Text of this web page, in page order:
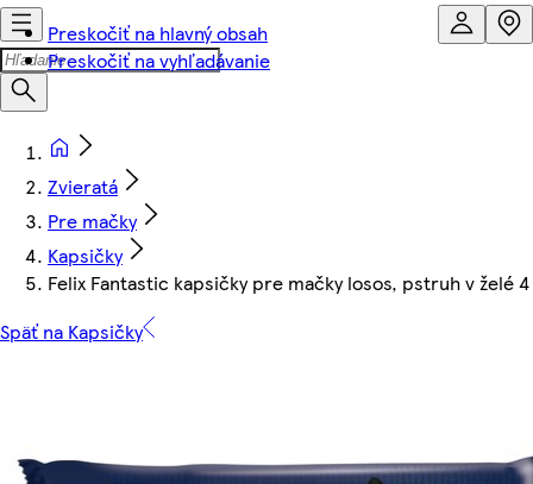
Preskočiť na hlavný obsah
Preskočiť na vyhľadávanie
Zvieratá
Pre mačky
Kapsičky
Felix Fantastic kapsičky pre mačky losos, pstruh v želé 4
Späť na Kapsičky